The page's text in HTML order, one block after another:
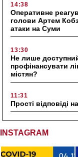
14:38
Оперативне
голови Артем
атаки на Суми
13:30
Не лише
профінансувати
містян?
11:31
Прості відповіді
INSTAGRAM